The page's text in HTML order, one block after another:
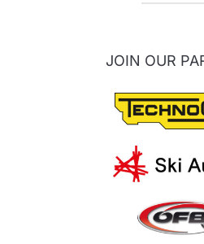
JOIN OUR